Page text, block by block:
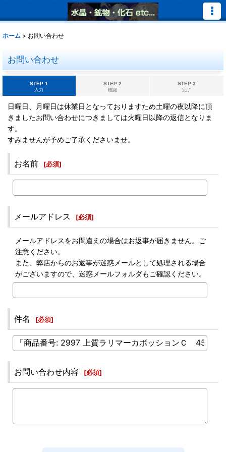
ホーム > お問い合わせ
お問い合わせ
STEP 1
入力
STEP 2
確認
STEP 3
完了
日曜日、月曜日は休業日となっておりますため土曜の夜以降に頂
きましたお問い合わせにつきましては火曜日以降の返信となりま
す。
すみませんが予めご了承くださいませ。
お名前 [必須]
メールアドレス [必須]
メールアドレスをお間違えの場合はお返事が届きません。ご
注意ください。
また、弊店からのお返事が迷惑メールとして処理される場合
がございますので、迷惑メールフォルダもご確認ください。
件名 [必須]
お問い合わせ内容 [必須]